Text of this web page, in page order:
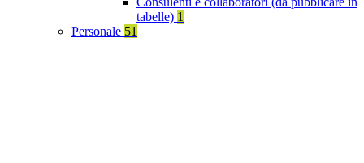
tabelle) 1
Personale 51